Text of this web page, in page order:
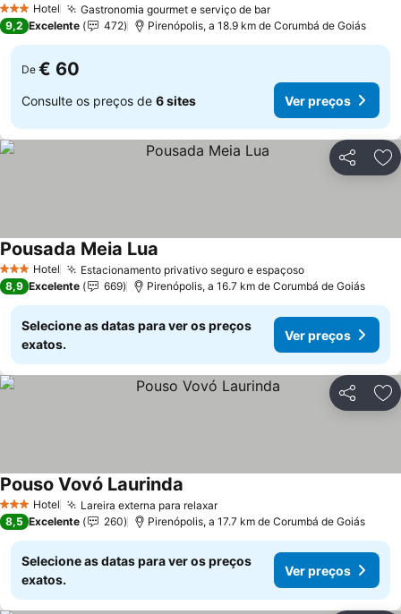
3 EstrelasHotel Gastronomia gourmet e serviço de barVer preços
9,2 Excelente 472 Pirenópolis, a 18.9 km de Corumbá de Goiás
De € 60
Consulte os preços de 6 sites Ver preços
Partilhar
3 EstrelasHotel Estacionamento privativo seguro e espaçosoVer preços
Pousada Meia Lua
8,9 Excelente 669 Pirenópolis, a 16.7 km de Corumbá de Goiás
Selecione as datas para ver os preços
exatos.
Ver preços
Partilhar
3 EstrelasHotel Lareira externa para relaxarVer preços
Pouso Vovó Laurinda
8,5 Excelente 260 Pirenópolis, a 17.7 km de Corumbá de Goiás
Selecione as datas para ver os preços
exatos.
Ver preços